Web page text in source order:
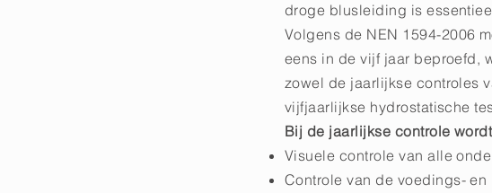
droge blusleiding is
Volgens de NEN 1594-2006
eens in de vijf jaar beproefd,
zowel de jaarlijkse controles
vijfjaarlijkse hydrostatische
Bij de jaarlijkse controle
Visuele controle van alle
Controle van de voedings-